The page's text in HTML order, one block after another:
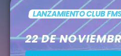
LANZAMIENTO CLUB
22 DE